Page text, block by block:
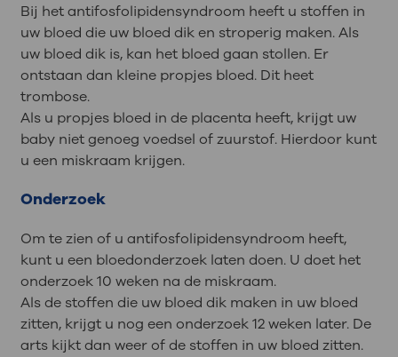
Bij het antifosfolipidensyndroom heeft u stoffen in
uw bloed die uw bloed dik en stroperig maken. Als
uw bloed dik is, kan het bloed gaan stollen. Er
ontstaan dan kleine propjes bloed. Dit heet
trombose.
Als u propjes bloed in de placenta heeft, krijgt uw
baby niet genoeg voedsel of zuurstof. Hierdoor kunt
u een miskraam krijgen.
Onderzoek
Om te zien of u antifosfolipidensyndroom heeft,
kunt u een bloedonderzoek laten doen. U doet het
onderzoek 10 weken na de miskraam.
Als de stoffen die uw bloed dik maken in uw bloed
zitten, krijgt u nog een onderzoek 12 weken later. De
arts kijkt dan weer of de stoffen in uw bloed zitten.